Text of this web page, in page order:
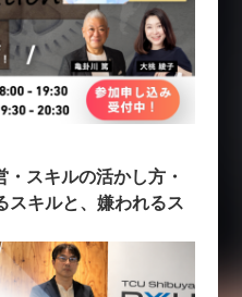
・スキルの活かし方・
スキルと、嫌われるス